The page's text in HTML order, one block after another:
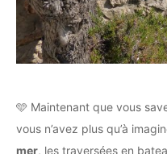
🩵 Maintenant que vous
vous n’avez plus qu’à
mer, les traversées en